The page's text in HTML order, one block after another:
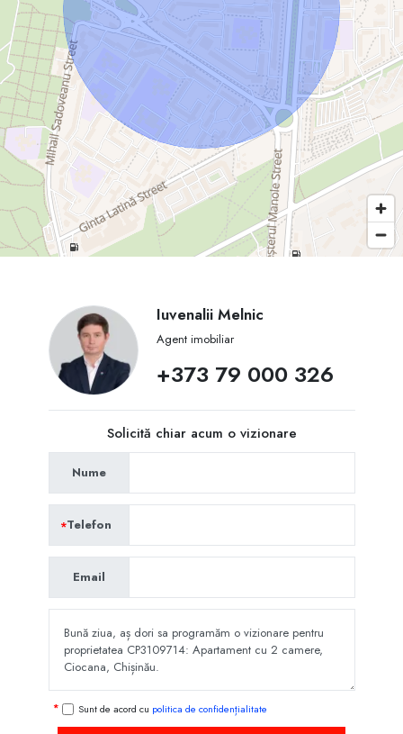
Iuvenalii Melnic
Agent imobiliar
+373 79 000 326
Solicită chiar acum o vizionare
Nume
Telefon
Email
Sunt de acord cu politica de confidențialitate